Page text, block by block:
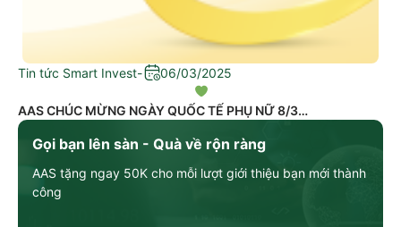
Gọi bạn lên sàn - Quà về rộn ràng
AAS tặng ngay 50K cho mỗi lượt giới thiệu bạn mới thành
công
Tin tức Smart Invest- 06/03/2025
AAS CHÚC MỪNG NGÀY QUỐC TẾ PHỤ NỮ 8/3